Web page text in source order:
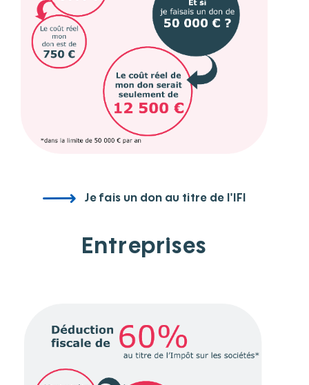
Je fais un don au titre de l'IFI
Entreprises